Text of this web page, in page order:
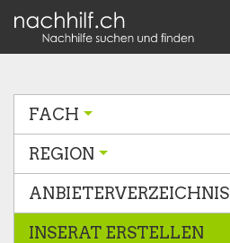
FACH
REGION
ANBIETERVERZEICHNIS
INSERAT ERSTELLEN